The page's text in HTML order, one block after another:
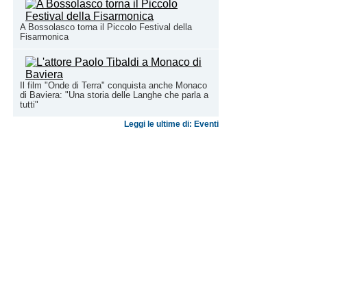
A Bossolasco torna il Piccolo Festival della
Fisarmonica
Il film "Onde di Terra" conquista anche Monaco
di Baviera: "Una storia delle Langhe che parla a
tutti"
Leggi le ultime di: Eventi